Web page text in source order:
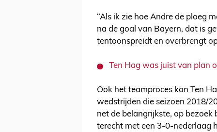
“Als ik zie hoe Andre de ploeg
na de goal van Bayern, dat is
tentoonspreidt en overbrengt
Ten Hag was juist van plan
Ook het teamproces kan Ten
wedstrijden die seizoen 2018/
net de belangrijkste, op bezoek
terecht met een 3-0-nederlaag